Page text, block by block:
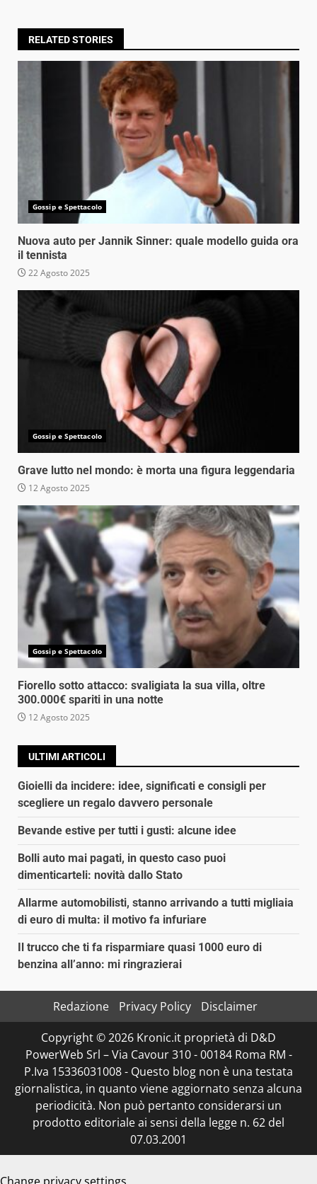
RELATED STORIES
Gossip e Spettacolo
Nuova auto per Jannik Sinner: quale modello guida ora
il tennista
22 Agosto 2025
Gossip e Spettacolo
Grave lutto nel mondo: è morta una figura leggendaria
12 Agosto 2025
Gossip e Spettacolo
Fiorello sotto attacco: svaligiata la sua villa, oltre
300.000€ spariti in una notte
12 Agosto 2025
ULTIMI ARTICOLI
Gioielli da incidere: idee, significati e consigli per
scegliere un regalo davvero personale
Bevande estive per tutti i gusti: alcune idee
Bolli auto mai pagati, in questo caso puoi
dimenticarteli: novità dallo Stato
Allarme automobilisti, stanno arrivando a tutti migliaia
di euro di multa: il motivo fa infuriare
Il trucco che ti fa risparmiare quasi 1000 euro di
benzina all’anno: mi ringrazierai
Redazione Privacy Policy
Disclaimer
Copyright © 2026 Kronic.it proprietà di D&D
PowerWeb Srl – Via Cavour 310 - 00184 Roma RM -
P.Iva 15336031008 - Questo blog non è una testata
giornalistica, in quanto viene aggiornato senza alcuna
periodicità. Non può pertanto considerarsi un
prodotto editoriale ai sensi della legge n. 62 del
07.03.2001
Change privacy settings